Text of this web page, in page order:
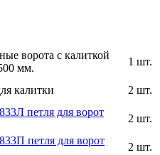
ворота с калиткой
мм.
1 шт.
калитки
2 шт.
петля для ворот
2 шт.
петля для ворот
2 шт.